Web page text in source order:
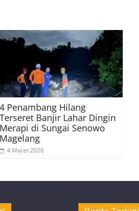
4 Penambang Hilang
Terseret Banjir Lahar Dingin
Merapi di Sungai Senowo
Magelang
4 Maret 2026